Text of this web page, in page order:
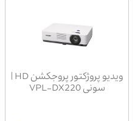
ویدیو پروژکتور پروجکشن HD |
سونی VPL-DX220